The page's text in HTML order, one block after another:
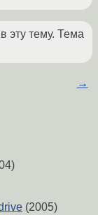
эту тему. Тема
→
(2005)